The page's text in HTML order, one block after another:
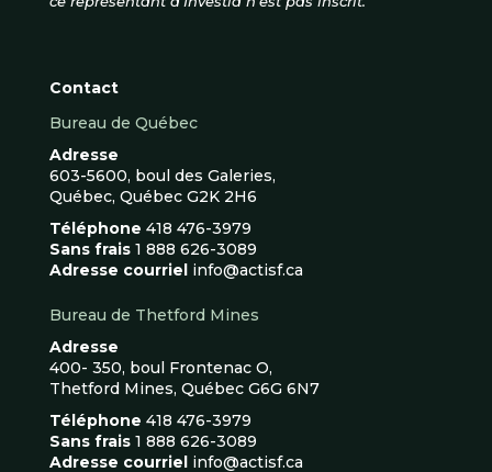
Contact
Bureau de Québec
Adresse
603-5600, boul des Galeries,
Québec, Québec G2K 2H6
Téléphone 418 476-3979
Sans frais 1 888 626-3089
Adresse courriel info@actisf.ca
Bureau de Thetford Mines
Adresse
400- 350, boul Frontenac O,
Thetford Mines, Québec G6G 6N7
Téléphone 418 476-3979
Sans frais 1 888 626-3089
Adresse courriel info@actisf.ca